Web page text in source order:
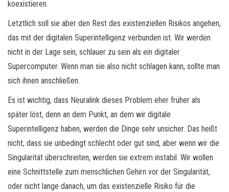
koexistieren.
Letztlich soll sie aber den Rest des existenziellen Risikos angehen,
das mit der digitalen Superintelligenz verbunden ist. Wir werden
nicht in der Lage sein, schlauer zu sein als ein digitaler
Supercomputer. Wenn man sie also nicht schlagen kann, sollte man
sich ihnen anschließen.
Es ist wichtig, dass Neuralink dieses Problem eher früher als
später löst, denn an dem Punkt, an dem wir digitale
Superintelligenz haben, werden die Dinge sehr unsicher. Das heißt
nicht, dass sie unbedingt schlecht oder gut sind, aber wenn wir die
Singularität überschreiten, werden sie extrem instabil. Wir wollen
eine Schnittstelle zum menschlichen Gehirn vor der Singularität,
oder nicht lange danach, um das existenzielle Risiko für die